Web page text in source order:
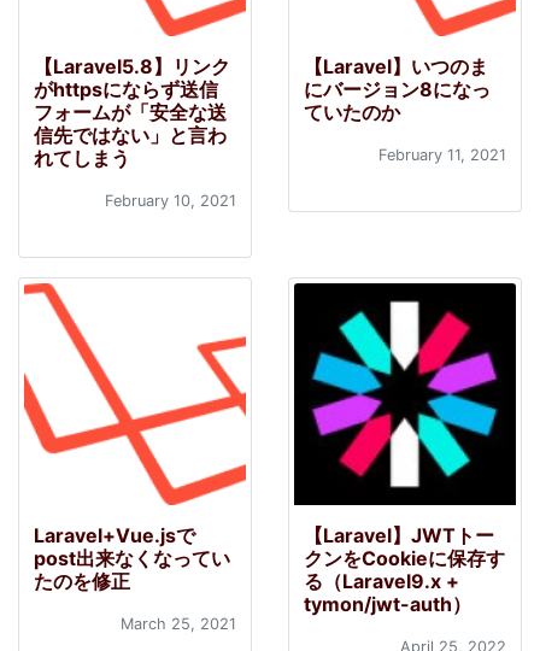
【Laravel5.8】リンク
がhttpsにならず送信
フォームが「安全な送
信先ではない」と言わ
れてしまう
February 10, 2021
【Laravel】いつのま
にバージョン8になっ
ていたのか
February 11, 2021
Laravel+Vue.jsで
post出来なくなってい
たのを修正
March 25, 2021
【Laravel】JWTトー
クンをCookieに保存す
る（Laravel9.x +
tymon/jwt-auth）
April 25, 2022